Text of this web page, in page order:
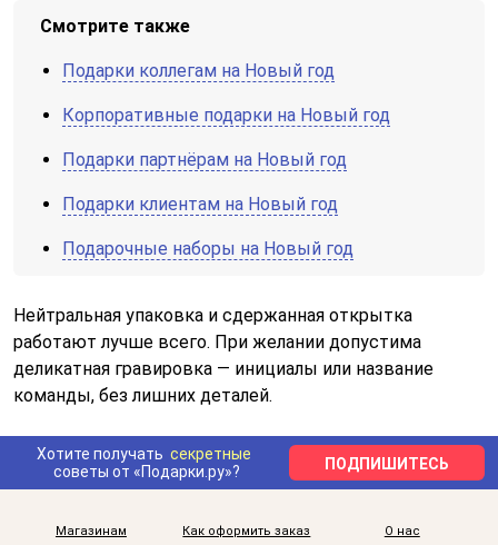
Смотрите также
Подарки коллегам на Новый год
Корпоративные подарки на Новый год
Подарки партнёрам на Новый год
Подарки клиентам на Новый год
Подарочные наборы на Новый год
Нейтральная упаковка и сдержанная открытка
работают лучше всего. При желании допустима
деликатная гравировка — инициалы или название
команды, без лишних деталей.
Хотите получать секретные
советы от «Подарки.ру»?
ПОДПИШИТЕСЬ
Магазинам Как оформить заказ О нас